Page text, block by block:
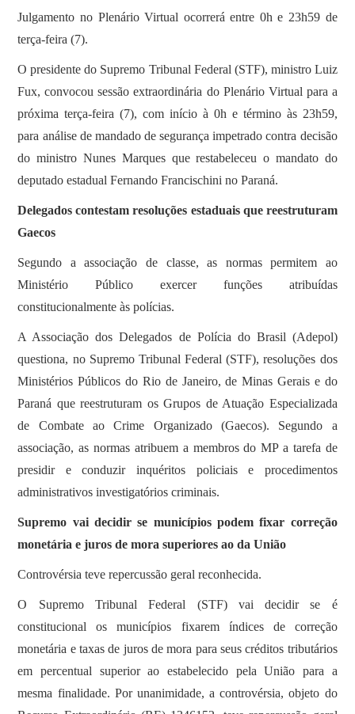
Julgamento no Plenário Virtual ocorrerá entre 0h e 23h59 de
terça-feira (7).
O presidente do Supremo Tribunal Federal (STF), ministro Luiz
Fux, convocou sessão extraordinária do Plenário Virtual para a
próxima terça-feira (7), com início à 0h e término às 23h59,
para análise de mandado de segurança impetrado contra decisão
do ministro Nunes Marques que restabeleceu o mandato do
deputado estadual Fernando Francischini no Paraná.
Delegados contestam resoluções estaduais que reestruturam
Gaecos
Segundo a associação de classe, as normas permitem ao
Ministério Público exercer funções atribuídas
constitucionalmente às polícias.
A Associação dos Delegados de Polícia do Brasil (Adepol)
questiona, no Supremo Tribunal Federal (STF), resoluções dos
Ministérios Públicos do Rio de Janeiro, de Minas Gerais e do
Paraná que reestruturam os Grupos de Atuação Especializada
de Combate ao Crime Organizado (Gaecos). Segundo a
associação, as normas atribuem a membros do MP a tarefa de
presidir e conduzir inquéritos policiais e procedimentos
administrativos investigatórios criminais.
Supremo vai decidir se municípios podem fixar correção
monetária e juros de mora superiores ao da União
Controvérsia teve repercussão geral reconhecida.
O Supremo Tribunal Federal (STF) vai decidir se é
constitucional os municípios fixarem índices de correção
monetária e taxas de juros de mora para seus créditos tributários
em percentual superior ao estabelecido pela União para a
mesma finalidade. Por unanimidade, a controvérsia, objeto do